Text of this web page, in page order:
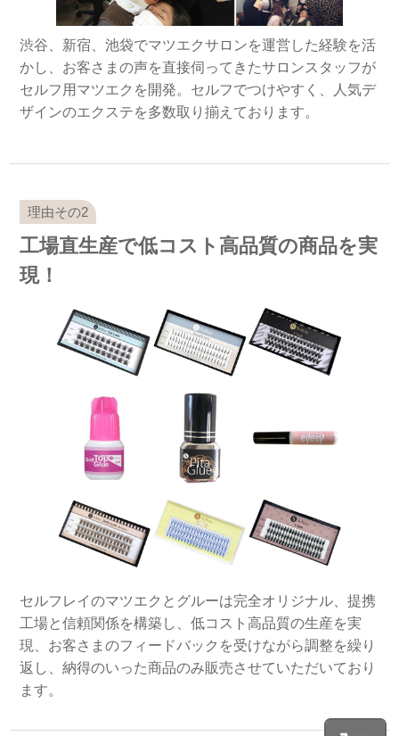
渋谷、新宿、池袋でマツエクサロンを運営した経験を活
かし、お客さまの声を直接伺ってきたサロンスタッフが
セルフ用マツエクを開発。セルフでつけやすく、人気デ
ザインのエクステを多数取り揃えております。
工場直生産で低コスト高品質の商品を実
現！
セルフレイのマツエクとグルーは完全オリジナル、提携
工場と信頼関係を構築し、低コスト高品質の生産を実
現、お客さまのフィードバックを受けながら調整を繰り
返し、納得のいった商品のみ販売させていただいており
ます。